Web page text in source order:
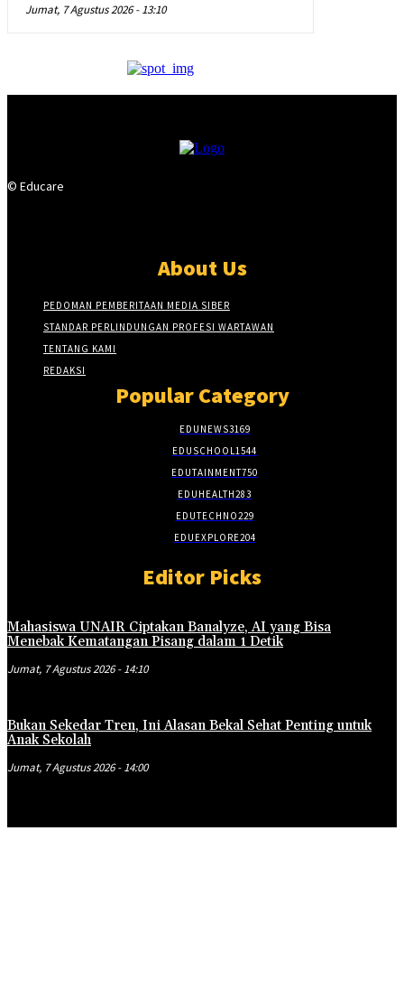
Jumat, 7 Agustus 2026 - 13:10
© Educare
About Us
PEDOMAN PEMBERITAAN MEDIA SIBER
STANDAR PERLINDUNGAN PROFESI WARTAWAN
TENTANG KAMI
REDAKSI
Popular Category
EDUNEWS3169
EDUSCHOOL1544
EDUTAINMENT750
EDUHEALTH283
EDUTECHNO229
EDUEXPLORE204
Editor Picks
Mahasiswa UNAIR Ciptakan Banalyze, AI yang Bisa
Menebak Kematangan Pisang dalam 1 Detik
Jumat, 7 Agustus 2026 - 14:10
Bukan Sekedar Tren, Ini Alasan Bekal Sehat Penting untuk
Anak Sekolah
Jumat, 7 Agustus 2026 - 14:00